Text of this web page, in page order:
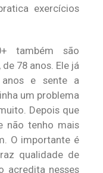
exercícios
também são
78 anos. Ele já
e sente a
um problema
Depois que
não tenho mais
O importante é
qualidade de
acredita nesses